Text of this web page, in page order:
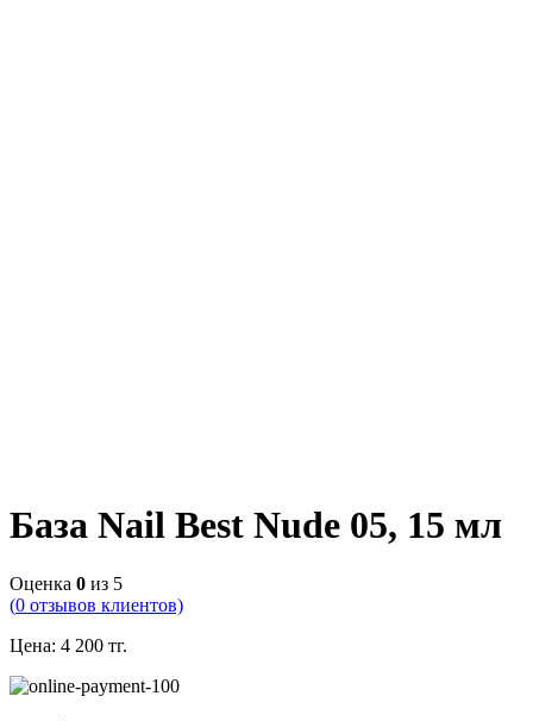
База Nail Best Nude 05, 15 мл
Оценка 0 из 5
(0 отзывов клиентов)
Цена: 4 200 тг.